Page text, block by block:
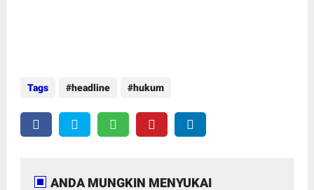
Tags headline hukum
ANDA MUNGKIN MENYUKAI